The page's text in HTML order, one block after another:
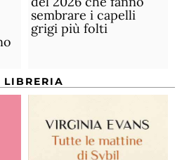
sembrare i capelli
grigi più folti
LIBRERIA